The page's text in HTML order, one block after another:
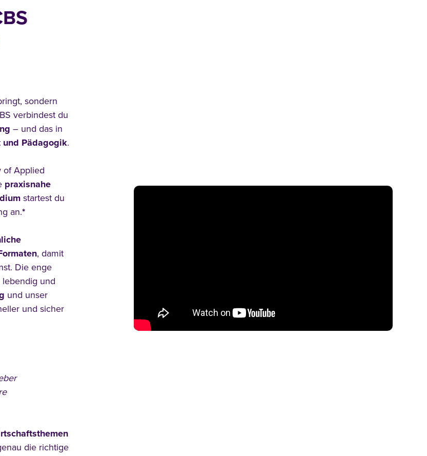
sondern
verbindest du
– und das in
und Pädagogik.
of Applied
praxisnahe
startest du
an.*
, damit
Die enge
und
und unser
und sicher
die richtige